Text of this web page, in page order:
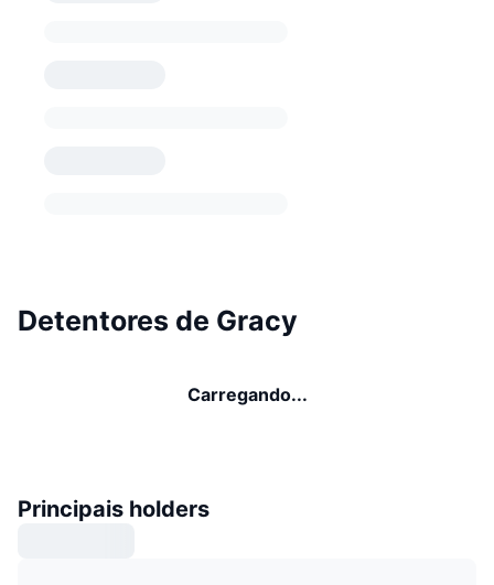
Detentores de Gracy
Carregando...
Principais holders